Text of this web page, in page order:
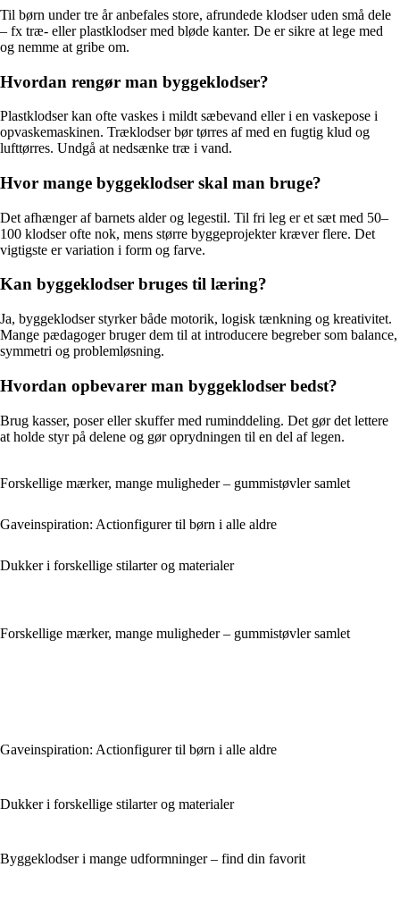
Til børn under tre år anbefales store, afrundede klodser uden små dele
– fx træ- eller plastklodser med bløde kanter. De er sikre at lege med
og nemme at gribe om.
Hvordan rengør man byggeklodser?
Plastklodser kan ofte vaskes i mildt sæbevand eller i en vaskepose i
opvaskemaskinen. Træklodser bør tørres af med en fugtig klud og
lufttørres. Undgå at nedsænke træ i vand.
Hvor mange byggeklodser skal man bruge?
Det afhænger af barnets alder og legestil. Til fri leg er et sæt med 50–
100 klodser ofte nok, mens større byggeprojekter kræver flere. Det
vigtigste er variation i form og farve.
Kan byggeklodser bruges til læring?
Ja, byggeklodser styrker både motorik, logisk tænkning og kreativitet.
Mange pædagoger bruger dem til at introducere begreber som balance,
symmetri og problemløsning.
Hvordan opbevarer man byggeklodser bedst?
Brug kasser, poser eller skuffer med ruminddeling. Det gør det lettere
at holde styr på delene og gør oprydningen til en del af legen.
Forskellige mærker, mange muligheder – gummistøvler samlet
Gaveinspiration: Actionfigurer til børn i alle aldre
Dukker i forskellige stilarter og materialer
Forskellige mærker, mange muligheder – gummistøvler samlet
Gaveinspiration: Actionfigurer til børn i alle aldre
Dukker i forskellige stilarter og materialer
Byggeklodser i mange udformninger – find din favorit